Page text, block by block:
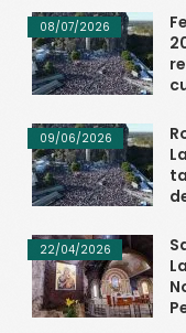
08/07/2026
09/06/2026
22/04/2026